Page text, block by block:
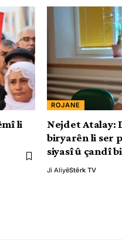
li
ROJANE
Nejdet Atalay:
biryarên li ser
siyasî û çandî
Ji AliyêStêrk TV